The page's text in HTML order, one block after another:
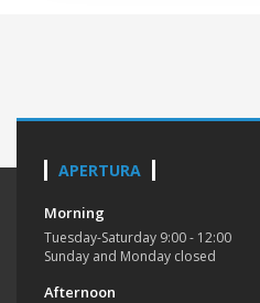
APERTURA
Morning
Tuesday-Saturday 9:00 - 12:00
Sunday and Monday closed
Afternoon